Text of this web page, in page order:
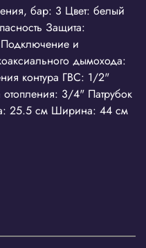
бар: 3 Цвет: белый
Защита:
Подключение и
дымохода:
контура ГВС: 1/2"
отопления: 3/4" Патрубок
25.5 см Ширина: 44 см